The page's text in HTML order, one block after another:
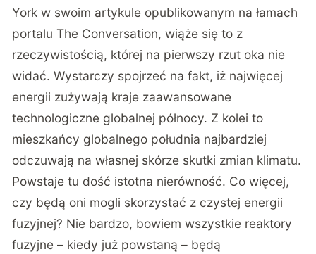
York w swoim artykule opublikowanym na łamach
portalu The Conversation, wiąże się to z
rzeczywistością, której na pierwszy rzut oka nie
widać. Wystarczy spojrzeć na fakt, iż najwięcej
energii zużywają kraje zaawansowane
technologiczne globalnej północy. Z kolei to
mieszkańcy globalnego południa najbardziej
odczuwają na własnej skórze skutki zmian klimatu.
Powstaje tu dość istotna nierówność. Co więcej,
czy będą oni mogli skorzystać z czystej energii
fuzyjnej? Nie bardzo, bowiem wszystkie reaktory
fuzyjne – kiedy już powstaną – będą